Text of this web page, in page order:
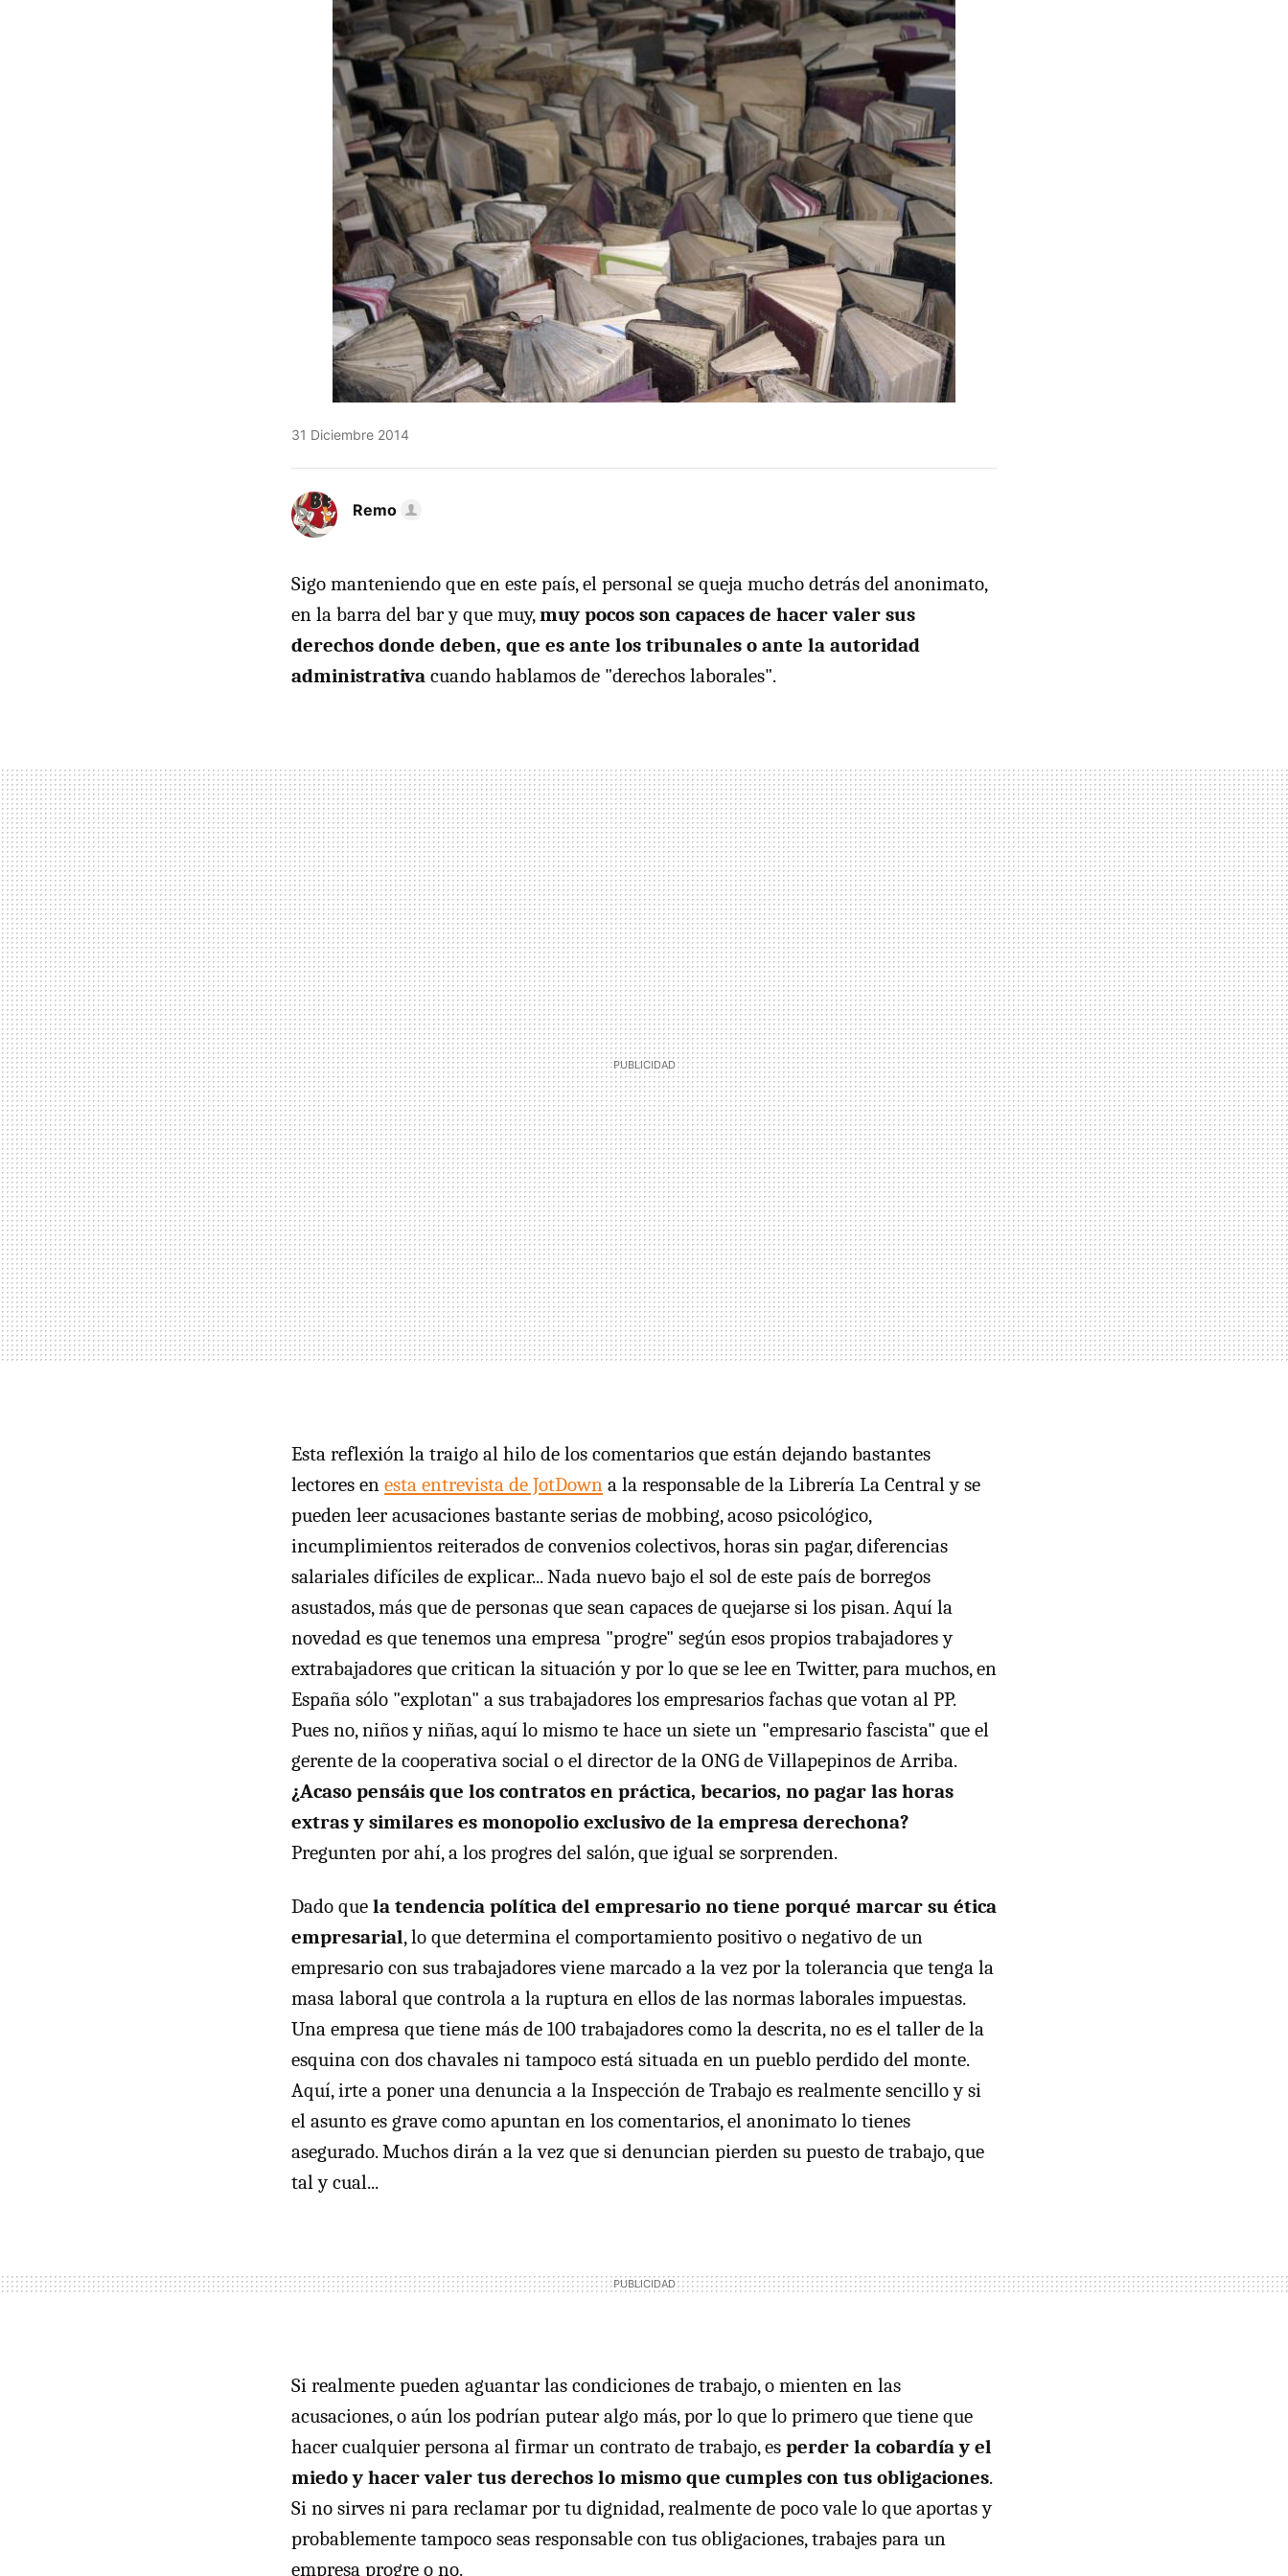
31 Diciembre 2014
Remo
Sigo manteniendo que en este país, el personal se queja mucho detrás del anonimato,
en la barra del bar y que muy,muy pocos son capaces de hacer valer sus
derechos donde deben, que es ante los tribunales o ante la autoridad
administrativa cuando hablamos de "derechos laborales".
Esta reflexión la traigo al hilo de los comentarios que están dejando bastantes
lectores en esta entrevista de JotDown a la responsable de la Librería La Central y se
pueden leer acusaciones bastante serias de mobbing, acoso psicológico,
incumplimientos reiterados de convenios colectivos, horas sin pagar, diferencias
salariales difíciles de explicar... Nada nuevo bajo el sol de este país de borregos
asustados, más que de personas que sean capaces de quejarse si los pisan. Aquí la
novedad es que tenemos una empresa "progre" según esos propios trabajadores y
extrabajadores que critican la situación y por lo que se lee en Twitter, para muchos, en
España sólo "explotan" a sus trabajadores los empresarios fachas que votan al PP.
Pues no, niños y niñas, aquí lo mismo te hace un siete un "empresario fascista" que el
gerente de la cooperativa social o el director de la ONG de Villapepinos de Arriba.
¿Acaso pensáis que los contratos en práctica, becarios, no pagar las horas
extras y similares es monopolio exclusivo de la empresa derechona?
Pregunten por ahí, a los progres del salón, que igual se sorprenden.
Dado que la tendencia política del empresario no tiene porqué marcar su ética
empresarial, lo que determina el comportamiento positivo o negativo de un
empresario con sus trabajadores viene marcado a la vez por la tolerancia que tenga la
masa laboral que controla a la ruptura en ellos de las normas laborales impuestas.
Una empresa que tiene más de 100 trabajadores como la descrita, no es el taller de la
esquina con dos chavales ni tampoco está situada en un pueblo perdido del monte.
Aquí, irte a poner una denuncia a la Inspección de Trabajo es realmente sencillo y si
el asunto es grave como apuntan en los comentarios, el anonimato lo tienes
asegurado. Muchos dirán a la vez que si denuncian pierden su puesto de trabajo, que
tal y cual...
Si realmente pueden aguantar las condiciones de trabajo, o mienten en las
acusaciones, o aún los podrían putear algo más, por lo que lo primero que tiene que
hacer cualquier persona al firmar un contrato de trabajo, es perder la cobardía y el
miedo y hacer valer tus derechos lo mismo que cumples con tus obligaciones.
Si no sirves ni para reclamar por tu dignidad, realmente de poco vale lo que aportas y
probablemente tampoco seas responsable con tus obligaciones, trabajes para un
empresa progre o no.